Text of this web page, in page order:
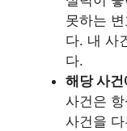
못하는
다. 내 사
다.
해당 사
사건은
사건을